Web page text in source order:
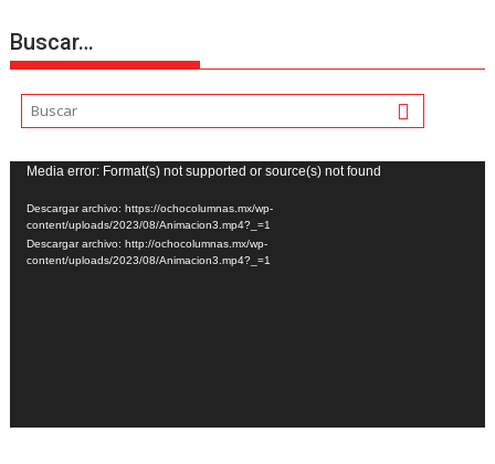
Buscar…
Reproductor
de
vídeo
Media error: Format(s) not supported or source(s) not found
Descargar archivo: https://ochocolumnas.mx/wp-
content/uploads/2023/08/Animacion3.mp4?_=1
Descargar archivo: http://ochocolumnas.mx/wp-
content/uploads/2023/08/Animacion3.mp4?_=1